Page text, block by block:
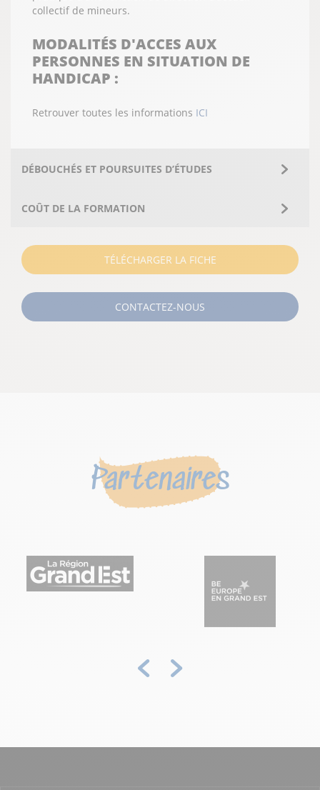
collectif de mineurs.
MODALITÉS D'ACCES AUX
PERSONNES EN SITUATION DE
HANDICAP :
Retrouver toutes les informations ICI
DÉBOUCHÉS ET POURSUITES D’ÉTUDES
COÛT DE LA FORMATION
TÉLÉCHARGER LA FICHE
CONTACTEZ-NOUS
Partenaires
Précédent